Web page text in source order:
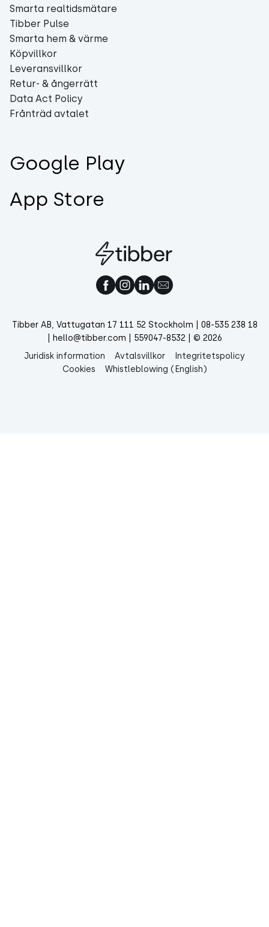
Smarta realtidsmätare
Tibber Pulse
Smarta hem & värme
Köpvillkor
Leveransvillkor
Retur- & ångerrätt
Data Act Policy
Frånträd avtalet
Google Play
App Store
Tibber AB, Vattugatan 17 111 52 Stockholm | 08-535 238 18
| hello@tibber.com | 559047-8532 | © 2026
Juridisk information
Avtalsvillkor
Integritetspolicy
Cookies
Whistleblowing (English)